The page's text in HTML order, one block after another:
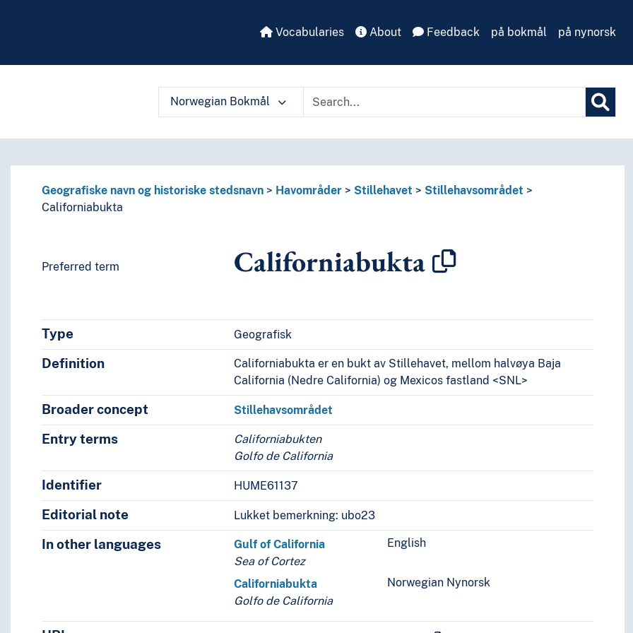
Vocabularies About Feedback på bokmål på nynorsk
Norwegian Bokmål
contents by a criterion
Geografiske navn og historiske stedsnavn Havområder Stillehavet
Stillehavsområdet
Californiabukta
Preferred term Californiabukta
Type Geografisk
Definition
Californiabukta er en bukt av Stillehavet, mellom halvøya Baja
California (Nedre California) og Mexicos fastland <SNL>
Broader concept Stillehavsområdet
Entry terms
Californiabukten
Golfo de California
Identifier HUME61137
Editorial note Lukket bemerkning: ubo23
In other languages English
Gulf of California
Sea of Cortez
Norwegian Nynorsk
Californiabukta
Golfo de California